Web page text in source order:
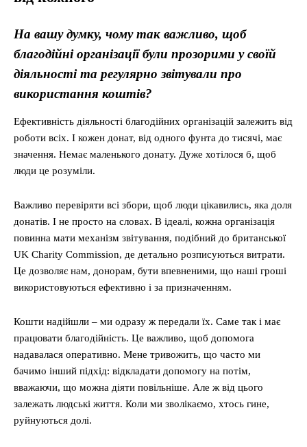
На вашу думку, чому так важливо, щоб
благодійні організації були прозорими у своїй
діяльності та регулярно звітували про
використання коштів?
Ефективність діяльності благодійних організацій залежить від
роботи всіх. І кожен донат, від одного фунта до тисячі, має
значення. Немає маленького донату. Дуже хотілося б, щоб
люди це розуміли.
Важливо перевіряти всі збори, щоб люди цікавились, яка доля
донатів. І не просто на словах. В ідеалі, кожна організація
повинна мати механізм звітування, подібний до британської
UK Charity Commission, де детально розписуються витрати.
Це дозволяє нам, донорам, бути впевненими, що наші гроші
використовуються ефективно і за призначенням.
Кошти надійшли – ми одразу ж передали їх. Саме так і має
працювати благодійність. Це важливо, щоб допомога
надавалася оперативно. Мене тривожить, що часто ми
бачимо інший підхід: відкладати допомогу на потім,
вважаючи, що можна діяти повільніше. Але ж від цього
залежать людські життя. Коли ми зволікаємо, хтось гине,
руйнуються долі.